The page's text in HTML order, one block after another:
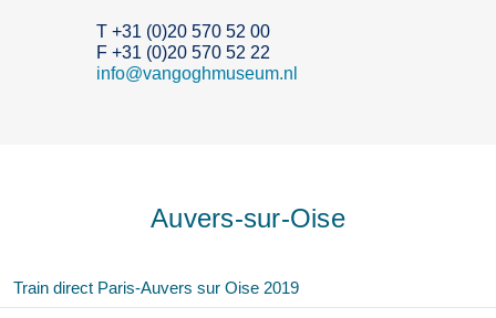
T +31 (0)20 570 52 00
F +31 (0)20 570 52 22
info@vangoghmuseum.nl
Auvers-sur-Oise
Train direct Paris-Auvers sur Oise 2019